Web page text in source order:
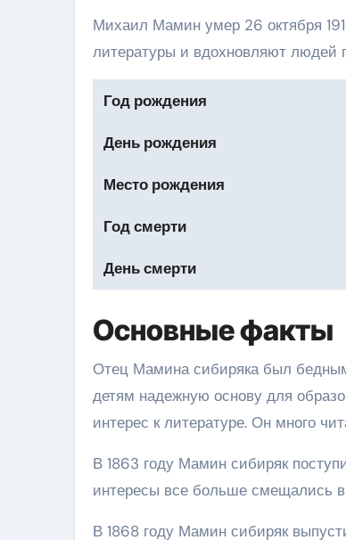
Михаил Мамин умер 26 октября
литературы и вдохновляют людей
Год рождения
День рождения
Место рождения
Год смерти
День смерти
Основные факты
Отец Мамина сибиряка был
детям надежную основу для
интерес к литературе. Он много
В 1863 году Мамин сибиряк
интересы все больше смещались в
В 1868 году Мамин сибиряк